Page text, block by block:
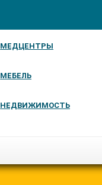
МЕДЦЕНТРЫ
МЕБЕЛЬ
НЕДВИЖИМОСТЬ